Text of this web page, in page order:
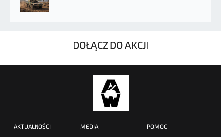
DOŁĄCZ DO AKCJI
AKTUALNOŚCI MEDIA POMOC